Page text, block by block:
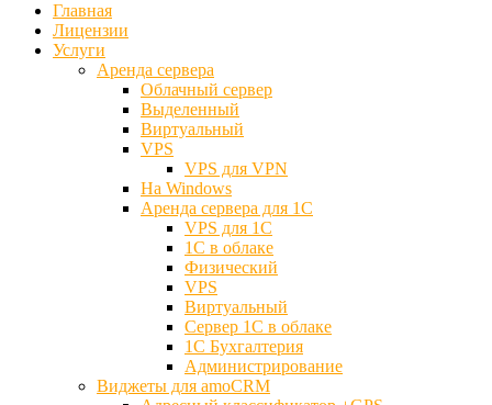
Главная
Лицензии
Услуги
Аренда сервера
Облачный сервер
Выделенный
Виртуальный
VPS
VPS для VPN
На Windows
Аренда сервера для 1С
VPS для 1С
1С в облаке
Физический
VPS
Виртуальный
Сервер 1С в облаке
1С Бухгалтерия
Администрирование
Виджеты для amoCRM